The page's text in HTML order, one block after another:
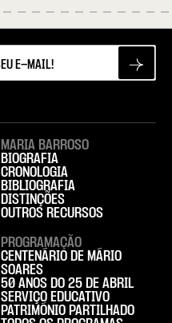
MARIA BARROSO
BIOGRAFIA
CRONOLOGIA
BIBLIOGRAFIA
DISTINÇÕES
OUTROS RECURSOS
PROGRAMAÇÃO
CENTENÁRIO DE MÁRIO
SOARES
50 ANOS DO 25 DE ABRIL
SERVIÇO EDUCATIVO
PATRIMÓNIO PARTILHADO